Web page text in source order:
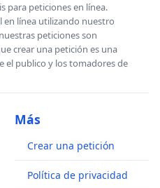
para peticiones en línea.
en línea utilizando nuestro
peticiones son
crear una petición es una
el publico y los tomadores de
Más
Crear una petición
Política de privacidad